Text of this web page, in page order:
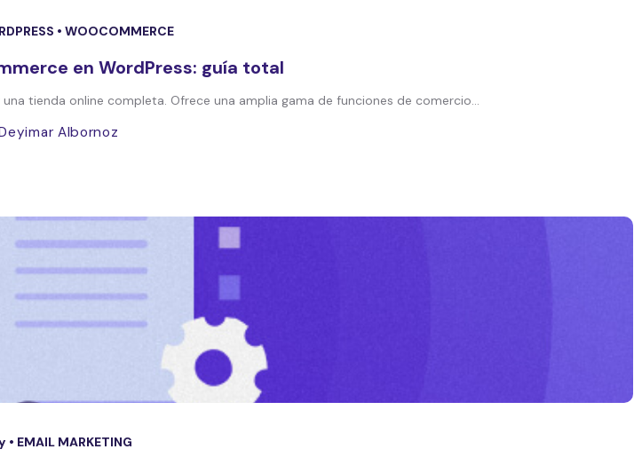
• WOOCOMMERCE
en WordPress: guía total
tienda online completa. Ofrece una amplia gama de funciones de comercio...
Albornoz
• EMAIL MARKETING